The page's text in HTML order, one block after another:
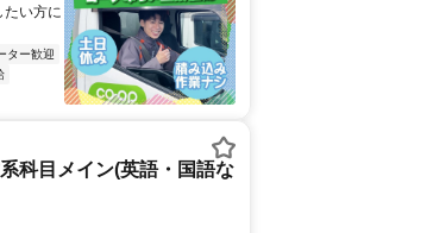
たい方に
ター歓迎
科目メイン(英語・国語な